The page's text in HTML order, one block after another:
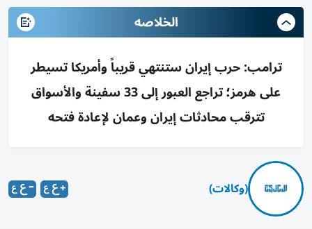
الخلاصه
ترامب: حرب إيران ستنتهي قريباً وأمريكا تسيطر
على هرمز؛ تراجع العبور إلى 33 سفينة والأسواق
تترقب محادثات إيران وعمان لإعادة فتحه
(وكالات)